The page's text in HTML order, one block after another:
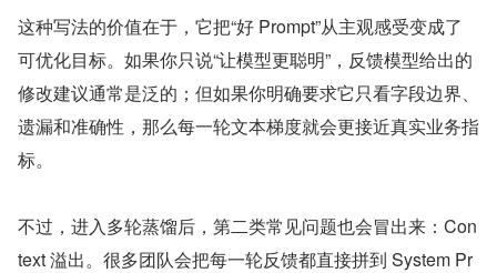
这种写法的价值在于，它把“好 Prompt”从主观感受变成了
可优化目标。如果你只说“让模型更聪明”，反馈模型给出的
修改建议通常是泛的；但如果你明确要求它只看字段边界、
遗漏和准确性，那么每一轮文本梯度就会更接近真实业务指
标。
不过，进入多轮蒸馏后，第二类常见问题也会冒出来：Con
text 溢出。很多团队会把每一轮反馈都直接拼到 System Pr